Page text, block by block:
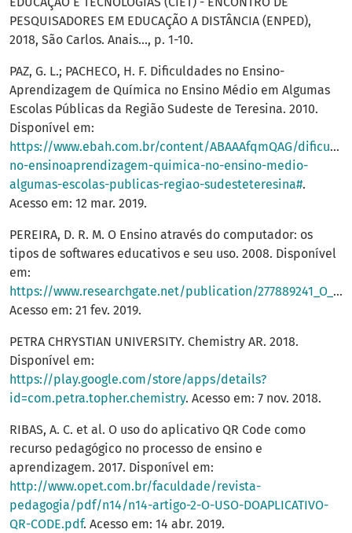
PESQUISADORES EM EDUCAÇÃO A DISTÂNCIA (ENPED),
2018, São Carlos. Anais..., p. 1-10.
PAZ, G. L.; PACHECO, H. F. Dificuldades no Ensino-
Aprendizagem de Química no Ensino Médio em Algumas
Escolas Públicas da Região Sudeste de Teresina. 2010.
Disponível em:
https://www.ebah.com.br/content/ABAAAfqmQAG/
no-ensinoaprendizagem-quimica-no-ensino-medio-
algumas-escolas-publicas-regiao-sudesteteresina#.
Acesso em: 12 mar. 2019.
PEREIRA, D. R. M. O Ensino através do computador: os
tipos de softwares educativos e seu uso. 2008. Disponível
em:
https://www.researchgate.net/publication/277889241_O_ensino_atraves_do_computador_os_tipos_de_softwares_educativos_e_seu_uso
Acesso em: 21 fev. 2019.
PETRA CHRYSTIAN UNIVERSITY. Chemistry AR. 2018.
Disponível em:
https://play.google.com/store/apps/details?
id=com.petra.topher.chemistry. Acesso em: 7 nov. 2018.
RIBAS, A. C. et al. O uso do aplicativo QR Code como
recurso pedagógico no processo de ensino e
aprendizagem. 2017. Disponível em:
http://www.opet.com.br/faculdade/revista-
pedagogia/pdf/n14/n14-artigo-2-O-USO-DOAPLICATIVO-
QR-CODE.pdf. Acesso em: 14 abr. 2019.